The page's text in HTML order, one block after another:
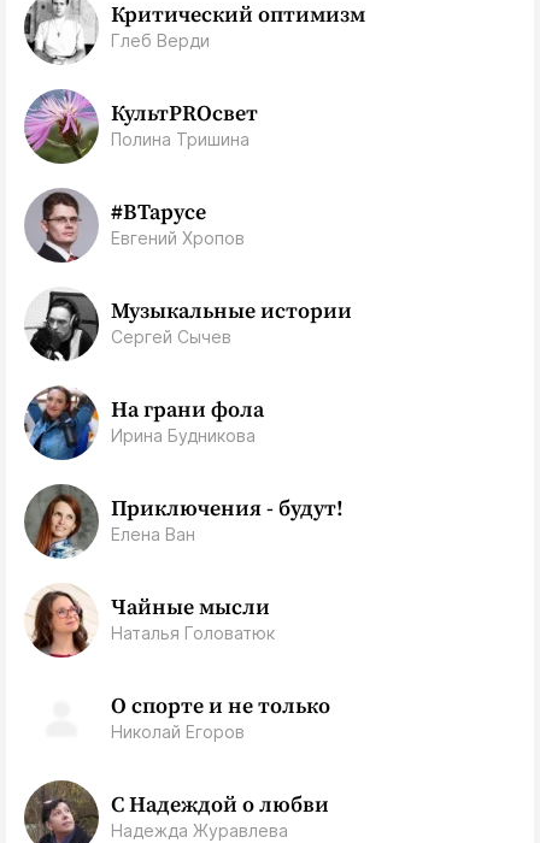
Критический оптимизм
Глеб Верди
КультPROсвет
Полина Тришина
#ВТарусе
Евгений Хропов
Музыкальные истории
Сергей Сычев
На грани фола
Ирина Будникова
Приключения - будут!
Елена Ван
Чайные мысли
Наталья Головатюк
О спорте и не только
Николай Егоров
С Надеждой о любви
Надежда Журавлева